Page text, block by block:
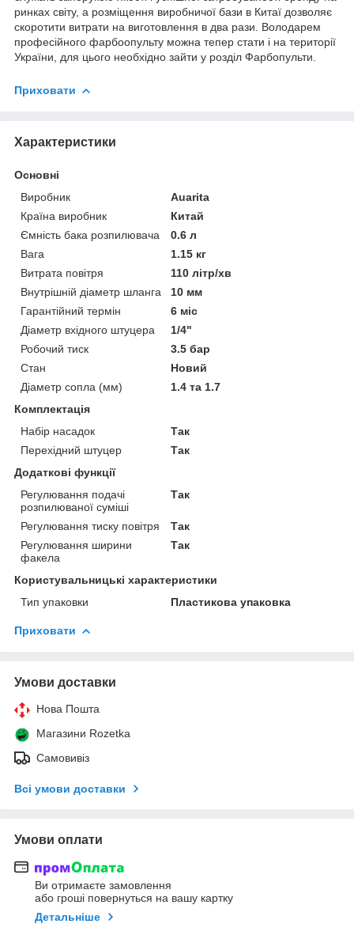
ринках світу, а розміщення виробничої бази в Китаї дозволяє
скоротити витрати на виготовлення в два рази. Володарем
професійного фарбоопульту можна тепер стати і на території
України, для цього необхідно зайти у розділ Фарбопульти.
Приховати
Характеристики
Основні
Виробник
Auarita
Країна виробник
Китай
Ємність бака розпилювача
0.6 л
Вага
1.15 кг
Витрата повітря
110 літр/хв
Внутрішній діаметр шланга
10 мм
Гарантійний термін
6 міс
Діаметр вхідного штуцера
1/4"
Робочий тиск
3.5 бар
Стан
Новий
Діаметр сопла (мм)
1.4 та 1.7
Комплектація
Набір насадок
Так
Перехідний штуцер
Так
Додаткові функції
Регулювання подачі
розпилюваної суміші
Так
Регулювання тиску повітря
Так
Регулювання ширини
факела
Так
Користувальницькі характеристики
Тип упаковки
Пластикова упаковка
Приховати
Умови доставки
Нова Пошта
Магазини Rozetka
Самовивіз
Всі умови доставки
Умови оплати
Ви отримаєте замовлення
або гроші повернуться на вашу картку
Детальніше